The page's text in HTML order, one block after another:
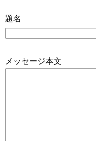
題名
メッセージ本文